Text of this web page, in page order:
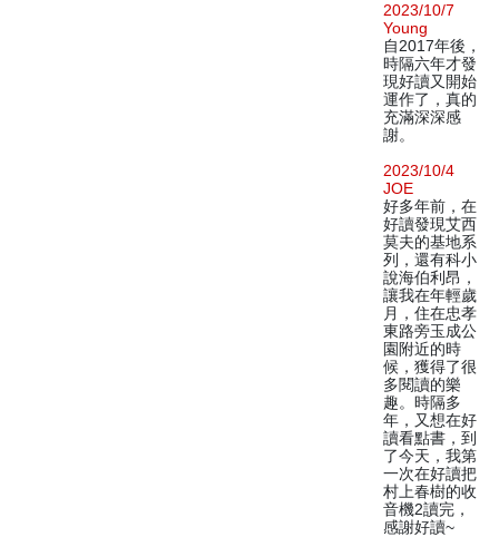
2023/10/7
Young
自2017年後，
時隔六年才發
現好讀又開始
運作了，真的
充滿深深感
謝。
2023/10/4
JOE
好多年前，在
好讀發現艾西
莫夫的基地系
列，還有科小
說海伯利昂，
讓我在年輕歲
月，住在忠孝
東路旁玉成公
園附近的時
候，獲得了很
多閱讀的樂
趣。時隔多
年，又想在好
讀看點書，到
了今天，我第
一次在好讀把
村上春樹的收
音機2讀完，
感謝好讀~